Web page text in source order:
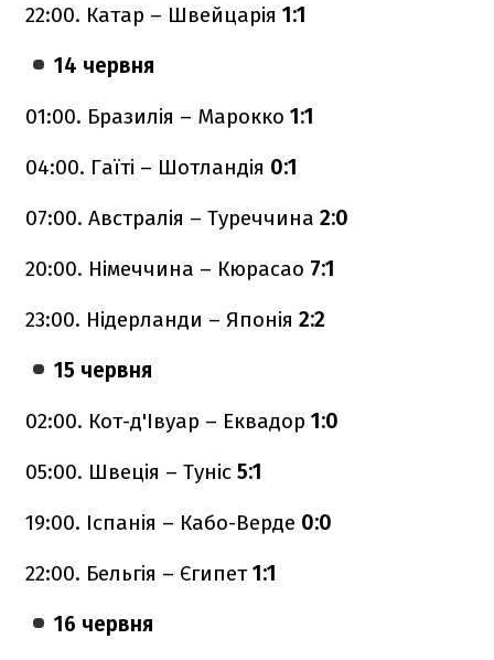
22:00. Катар – Швейцарія 1:1
14 червня
01:00. Бразилія – Марокко 1:1
04:00. Гаїті – Шотландія 0:1
07:00. Австралія – Туреччина 2:0
20:00. Німеччина – Кюрасао 7:1
23:00. Нідерланди – Японія 2:2
15 червня
02:00. Кот-д'Івуар – Еквадор 1:0
05:00. Швеція – Туніс 5:1
19:00. Іспанія – Кабо-Верде 0:0
22:00. Бельгія – Єгипет1:1
16 червня